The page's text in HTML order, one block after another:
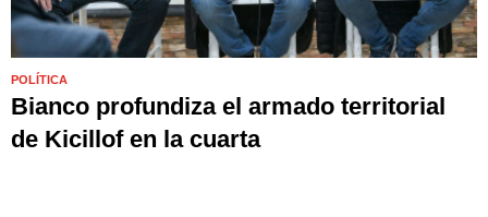
POLÍTICA
Bianco profundiza el armado territorial
de Kicillof en la cuarta